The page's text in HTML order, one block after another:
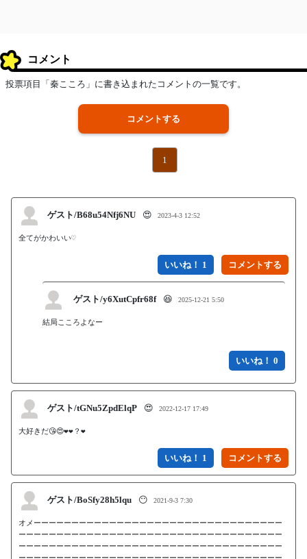
コメント
投票項目「秦こころ」に書き込まれたコメントの一覧です。
コメントする
1
ゲスト/B68u54Nfj6NU 😍 2023-4-3 12:52
全てがかわいい♡
いいね！ 1
ゲスト/y6XutCpfr68f 😆 2025-12-21 5:50
結局こころよなー
いいね！ 0
ゲスト/tGNu5ZpdElqP 😍 2022-12-17 17:49
大好きだ😘😍❤️❤️？❤️
いいね！ 1
ゲスト/BoSfy28h5lqu 😶 2021-9-3 7:30
オメーーーーーーーーーーーーーーーーーーーーーーーーーーーーーーーーー
ーーーーーーーーーーーーーーーーーーーーーーーーーーーーーーーーーーー
ーーーーーーーーーーーーーーーーーーーーーーーーーーーーーーーーーーー